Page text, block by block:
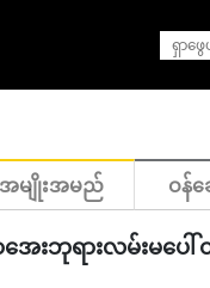
အမျိုးအမည် ဝန်
ေးဘုရားလမ်းမပေါ်